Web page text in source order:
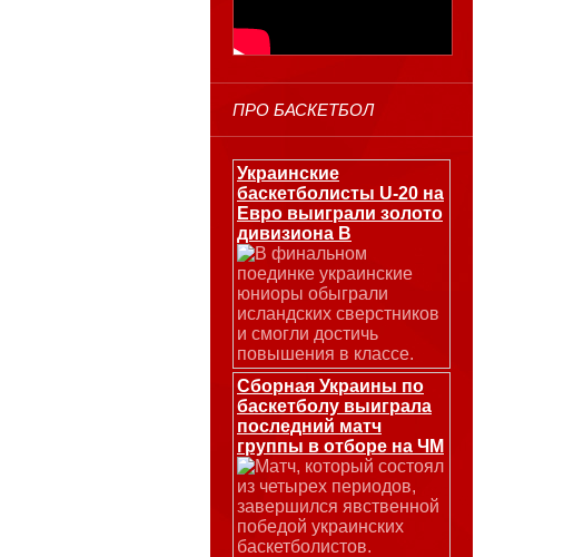
ПРО БАСКЕТБОЛ
Украинские
баскетболисты U-20 на
Евро выиграли золото
дивизиона В
В финальном
поединке украинские
юниоры обыграли
исландских сверстников
и смогли достичь
повышения в классе.
Сборная Украины по
баскетболу выиграла
последний матч
группы в отборе на ЧМ
Матч, который состоял
из четырех периодов,
завершился явственной
победой украинских
баскетболистов.